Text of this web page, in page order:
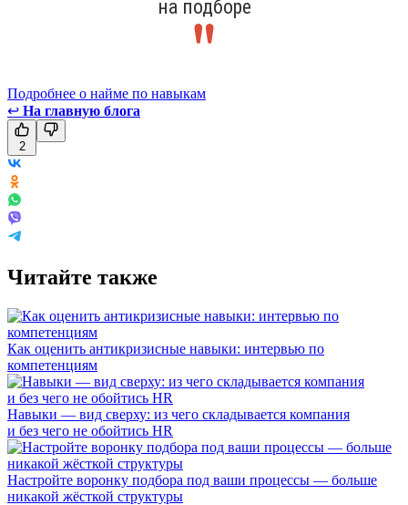
на подборе
Подробнее о найме по навыкам
↩ На главную блога
2
Читайте также
Как оценить антикризисные навыки: интервью по
компетенциям
Навыки — вид сверху: из чего складывается компания
и без чего не обойтись HR
Настройте воронку подбора под ваши процессы — больше
никакой жёсткой структуры